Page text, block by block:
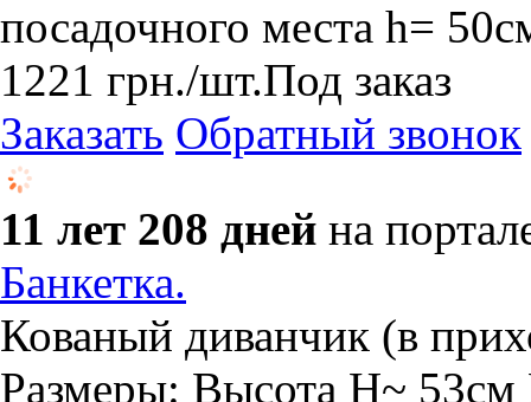
посадочного места h=
1221 грн./шт.Под заказ
Заказать Обратный звонок
11 лет 208 дней на
Банкетка.
Кованый диванчик (в
Размеры: Высота H~